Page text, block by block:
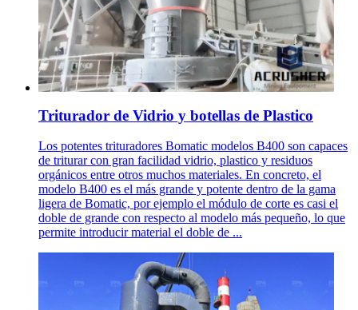
Triturador de Vidrio y botellas de Plastico
Los potentes trituradores Bomatic modelos B400 son capaces
de triturar con gran facilidad vidrio, plastico y residuos
orgánicos entre otros muchos materiales. En concreto, el
modelo B400 es el más grande y potente dentro de la gama
ligera de Bomatic, por ejemplo el módulo de corte es casi el
doble de grande con respecto al modelo más pequeño, lo que
permite introducir material el doble de ...